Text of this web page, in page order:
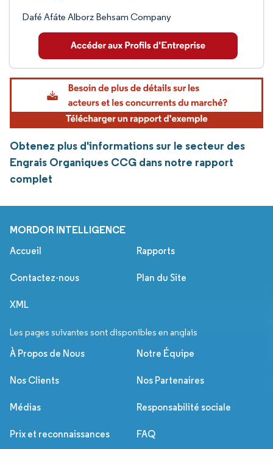
Dafé Afáte Alborz Behsam Company
Obtenez plus d'informations sur le secteur des
Engrais Organiques CCG dans notre rapport
complet
MORDOR INTELLIGENCE
Accueil Rapports
Contactez-nous Plan du Site
XML
Les pages suivantes sont disponibles en anglais
À Propos de Nous Notre Équipe
Nos Clients Nos Partenaires
Médias Responsabilité sociale
Prix et reconnaissances FAQ